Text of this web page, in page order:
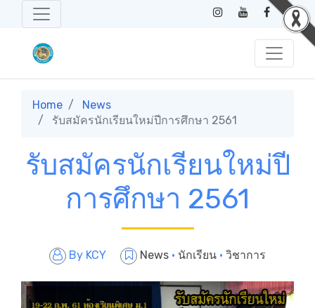
Home
News
รับสมัครนักเรียนใหม่ปีการศึกษา 2561
รับสมัครนักเรียนใหม่ปี
การศึกษา 2561
By KCY News · นักเรียน · วิชาการ